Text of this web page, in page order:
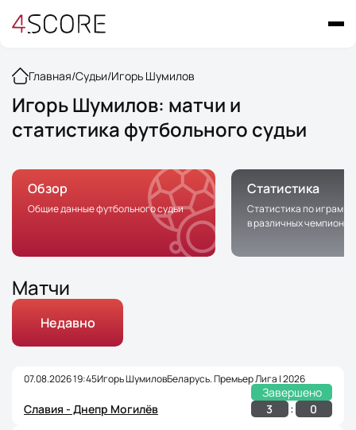
Главная/Судьи/Игорь Шумилов
Игорь Шумилов: матчи и
статистика футбольного судьи
Обзор
Общие данные футбольного судьи
Статистика
Статистика по играм с
в различных
Матчи
Недавно
07.08.2026 19:45Игорь ШумиловБеларусь. Премьер Лига | 2026
Завершено
Славия - Днепр Могилёв
3 : 0